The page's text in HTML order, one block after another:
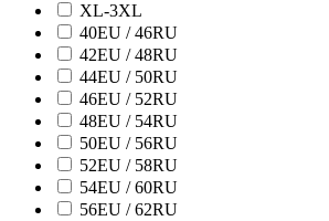
XL-3XL
40EU / 46RU
42EU / 48RU
44EU / 50RU
46EU / 52RU
48EU / 54RU
50EU / 56RU
52EU / 58RU
54EU / 60RU
56EU / 62RU